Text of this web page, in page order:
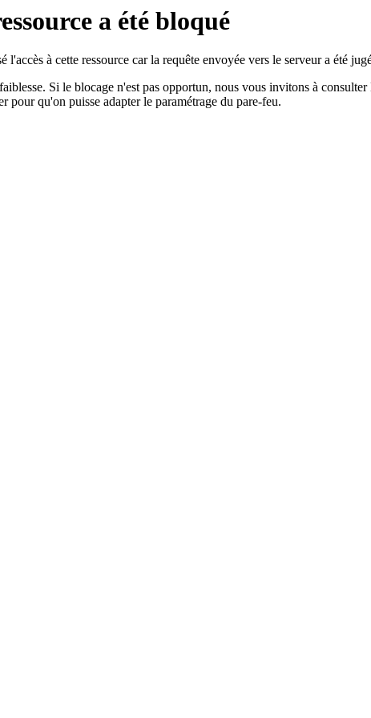
a été bloqué
à cette ressource car la requête envoyée vers le serveur a été
Si le blocage n'est pas opportun, nous vous invitons à consulter
pour qu'on puisse adapter le paramétrage du pare-feu.